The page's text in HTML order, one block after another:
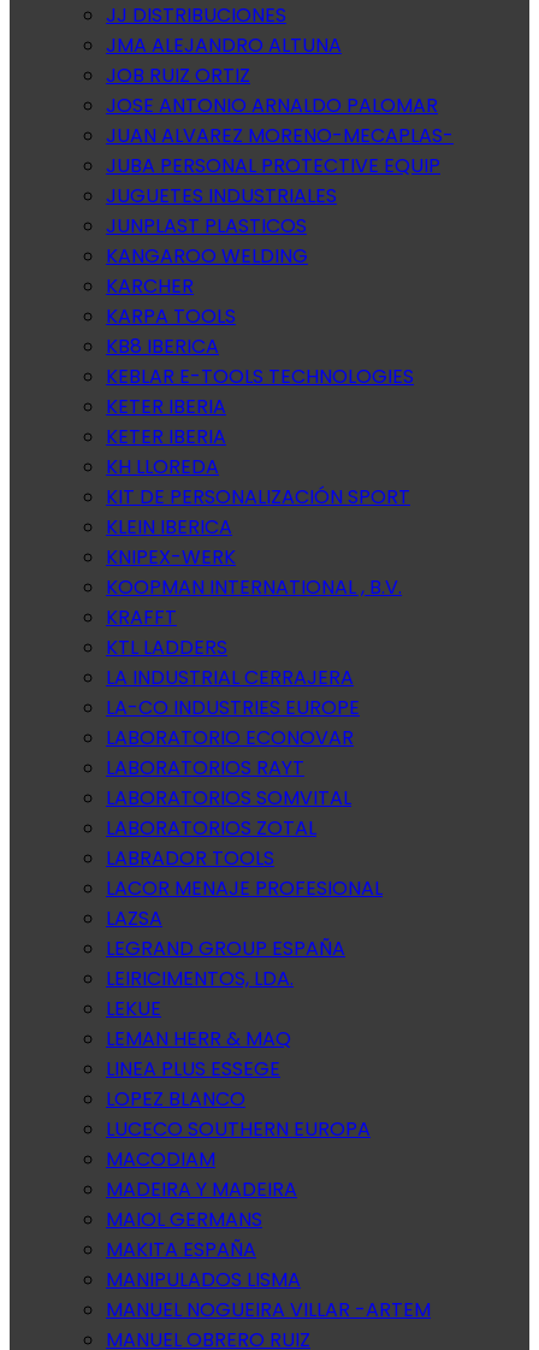
JJ DISTRIBUCIONES
JMA ALEJANDRO ALTUNA
JOB RUIZ ORTIZ
JOSE ANTONIO ARNALDO PALOMAR
JUAN ALVAREZ MORENO-MECAPLAS-
JUBA PERSONAL PROTECTIVE EQUIP
JUGUETES INDUSTRIALES
JUNPLAST PLASTICOS
KANGAROO WELDING
KARCHER
KARPA TOOLS
KB8 IBERICA
KEBLAR E-TOOLS TECHNOLOGIES
KETER IBERIA
KETER IBERIA
KH LLOREDA
KIT DE PERSONALIZACIÓN SPORT
KLEIN IBERICA
KNIPEX-WERK
KOOPMAN INTERNATIONAL , B.V.
KRAFFT
KTL LADDERS
LA INDUSTRIAL CERRAJERA
LA-CO INDUSTRIES EUROPE
LABORATORIO ECONOVAR
LABORATORIOS RAYT
LABORATORIOS SOMVITAL
LABORATORIOS ZOTAL
LABRADOR TOOLS
LACOR MENAJE PROFESIONAL
LAZSA
LEGRAND GROUP ESPAÑA
LEIRICIMENTOS, LDA.
LEKUE
LEMAN HERR & MAQ
LINEA PLUS ESSEGE
LOPEZ BLANCO
LUCECO SOUTHERN EUROPA
MACODIAM
MADEIRA Y MADEIRA
MAIOL GERMANS
MAKITA ESPAÑA
MANIPULADOS LISMA
MANUEL NOGUEIRA VILLAR -ARTEM
MANUEL OBRERO RUIZ